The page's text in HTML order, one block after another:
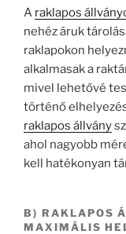
A raklapos
nehéz áruk
raklapokon
alkalmasak a
mivel lehetővé
történő
raklapos állvány
ahol nagyobb
kell hatékonyan
B) RAKLAPOS
MAXIMÁLIS